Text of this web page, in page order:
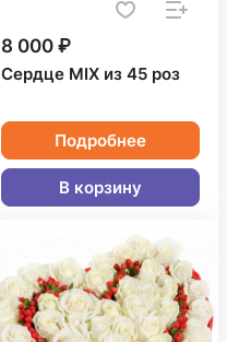
8 000 ₽
Сердце MIX из 45 роз
Подробнее
В корзину